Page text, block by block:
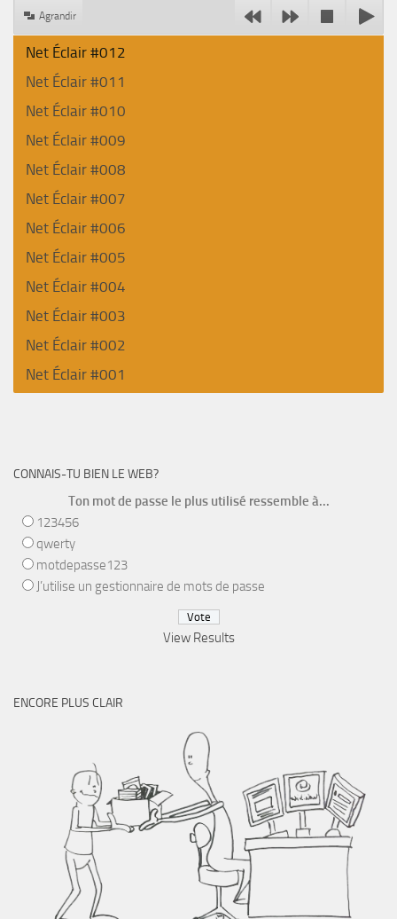
Agrandir
Net Éclair #012
Net Éclair #011
Net Éclair #010
Net Éclair #009
Net Éclair #008
Net Éclair #007
Net Éclair #006
Net Éclair #005
Net Éclair #004
Net Éclair #003
Net Éclair #002
Net Éclair #001
CONNAIS-TU BIEN LE WEB?
Ton mot de passe le plus utilisé ressemble à...
123456
qwerty
motdepasse123
J’utilise un gestionnaire de mots de passe
View Results
ENCORE PLUS CLAIR